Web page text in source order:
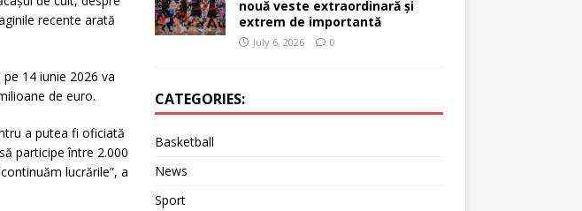
recente arată
14 iunie 2026 va
de euro.
a putea fi oficiată
participe între 2.000
lucrările”, a
nouă veste extraordinară și
extrem de importantă
July 6, 2026 0
CATEGORIES:
Basketball
News
Sport